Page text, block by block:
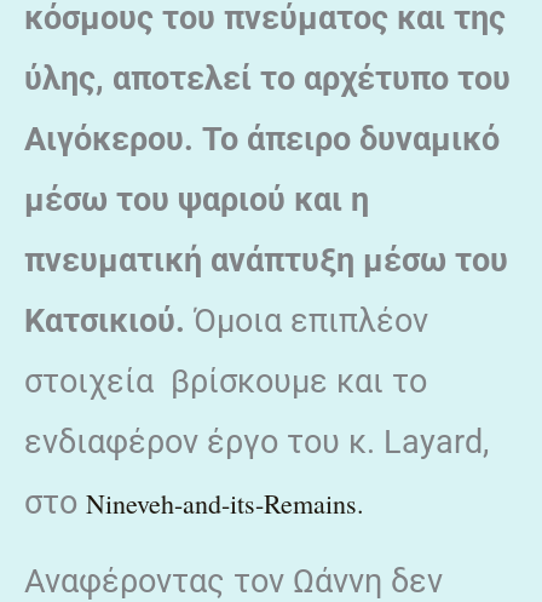
κόσμους του πνεύματος και της
ύλης, αποτελεί το αρχέτυπο του
Αιγόκερου. Το άπειρο δυναμικό
μέσω του ψαριού και η
πνευματική ανάπτυξη μέσω του
Κατσικιού. Όμοια επιπλέον
στοιχεία βρίσκουμε και το
ενδιαφέρον έργο του κ. Layard,
στο Nineveh-and-its-Remains.
Αναφέροντας τον Ωάννη δεν